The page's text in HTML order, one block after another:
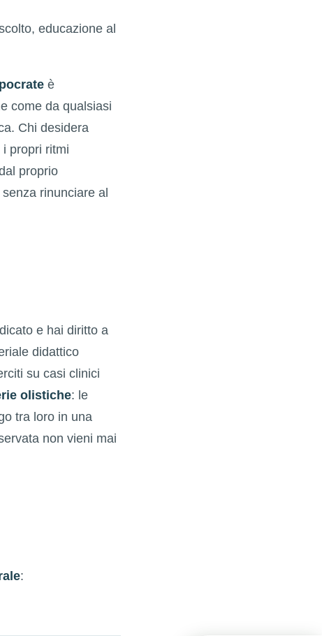
educazione al
è
come da qualsiasi
Chi desidera
propri ritmi
proprio
rinunciare al
e hai diritto a
didattico
su casi clinici
olistiche: le
tra loro in una
non vieni mai
: